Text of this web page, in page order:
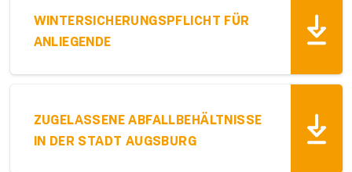
WINTERSICHERUNGSPFLICHT FÜR
ANLIEGENDE
ZUGELASSENE ABFALLBEHÄLTNISSE
IN DER STADT AUGSBURG